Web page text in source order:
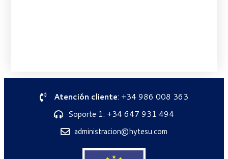
Atención cliente: +34 986 008 363
Soporte 1: +34 647 931 494
administracion@hytesu.com